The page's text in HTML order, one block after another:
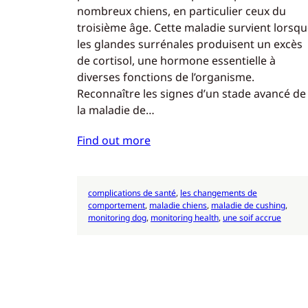
nombreux chiens, en particulier ceux du
troisième âge. Cette maladie survient
les glandes surrénales produisent un excès
de cortisol, une hormone essentielle à
diverses fonctions de l’organisme.
Reconnaître les signes d’un stade avancé de
la maladie de…
Find out more
complications de santé, les changements de
comportement, maladie chiens, maladie de cushing
monitoring dog, monitoring health, une soif accrue